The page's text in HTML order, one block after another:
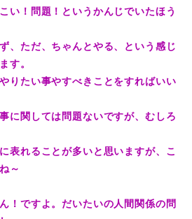
い！問題！というかんじでいたほう
、ただ、ちゃんとやる、という感じ
す。
りたい事やすべきことをすればいい
に関しては問題ないですが、むしろ
表れることが多いと思いますが、こ
～
！ですよ。だいたいの人間関係の問